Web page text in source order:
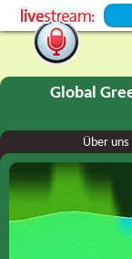
Global
Über uns